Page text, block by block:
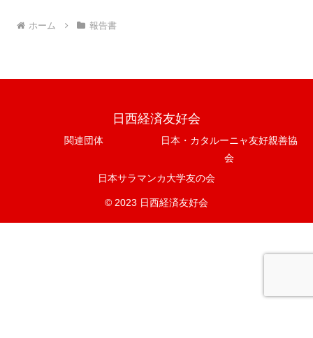
ホーム 報告書
日西経済友好会
関連団体
日本・カタルーニャ友好親善協
会
日本サラマンカ大学友の会
© 2023 日西経済友好会